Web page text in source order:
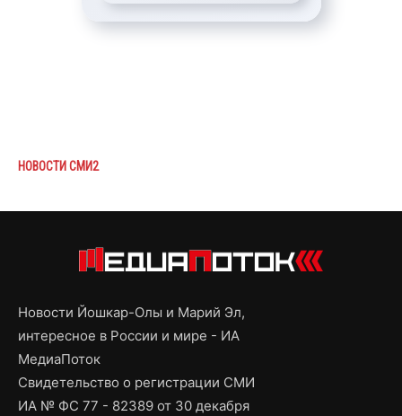
НОВОСТИ СМИ2
Новости Йошкар-Олы и Марий Эл,
интересное в России и мире - ИА
МедиаПоток
Свидетельство о регистрации СМИ
ИА № ФС 77 - 82389 от 30 декабря